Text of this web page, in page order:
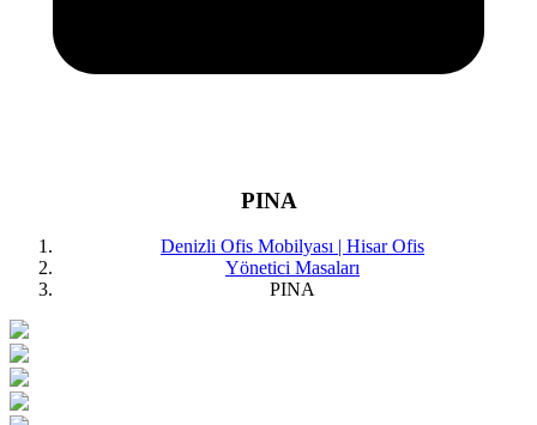
PINA
Denizli Ofis Mobilyası | Hisar Ofis
Yönetici Masaları
PINA